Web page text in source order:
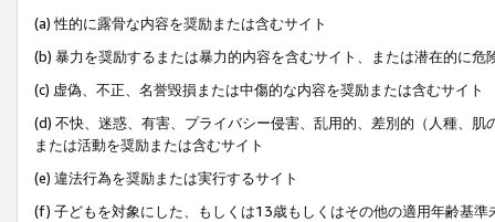
(a) 性的に露骨な内容を奨励または含むサイト
(b) 暴力を奨励するまたは暴力的内容を含むサイト、または潜在的に
(c) 虚偽、不正、名誉毀損または中傷的な内容を奨励または含むサイト
(d) 不快、迷惑、有害、プライバシー侵害、乱用的、差別的（人種、
または活動を奨励または含むサイト
(e) 違法行為を奨励または実行するサイト
(f) 子どもを対象にした、もしくは13歳もしくはその他の適用年齢基